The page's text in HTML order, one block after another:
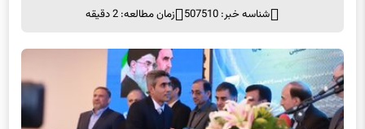
شناسه خبر: 507510
زمان مطالعه: 2 دقیقه